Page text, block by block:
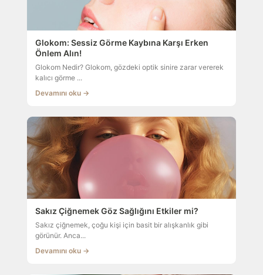
Glokom: Sessiz Görme Kaybına Karşı Erken
Önlem Alın!
Glokom Nedir? Glokom, gözdeki optik sinire zarar vererek
kalıcı görme ...
Devamını oku →
Sakız Çiğnemek Göz Sağlığını Etkiler mi?
Sakız çiğnemek, çoğu kişi için basit bir alışkanlık gibi
görünür. Anca...
Devamını oku →